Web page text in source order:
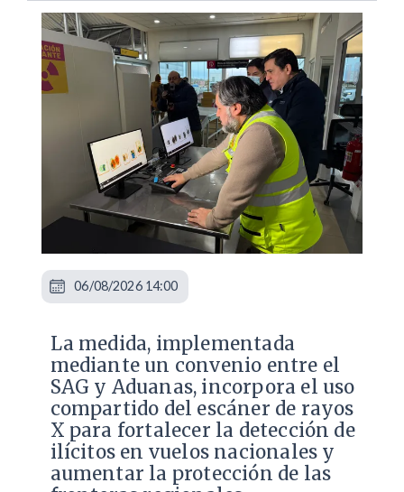
La medida, implementada
mediante un convenio entre el
SAG y Aduanas, incorpora el uso
compartido del escáner de rayos
X para fortalecer la detección de
ilícitos en vuelos nacionales y
aumentar la protección de las
06/08/2026 14:00